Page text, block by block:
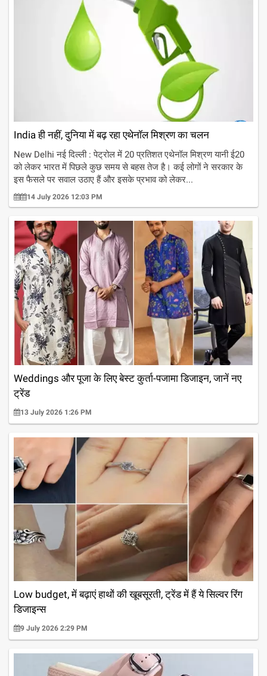
India ही नहीं, दुनिया में बढ़ रहा एथेनॉल मिश्रण का चलन
New Delhi नई दिल्ली : पेट्रोल में 20 प्रतिशत एथेनॉल मिश्रण यानी ई20
को लेकर भारत में पिछले कुछ समय से बहस तेज है। कई लोगों ने सरकार के
इस फैसले पर सवाल उठाए हैं और इसके प्रभाव को लेकर...
14 July 2026 12:03 PM
Weddings और पूजा के लिए बेस्ट कुर्ता-पजामा डिजाइन, जानें नए
ट्रेंड
13 July 2026 1:26 PM
Low budget, में बढ़ाएं हाथों की खूबसूरती, ट्रेंड में हैं ये सिल्वर रिंग
डिजाइन्स
9 July 2026 2:29 PM